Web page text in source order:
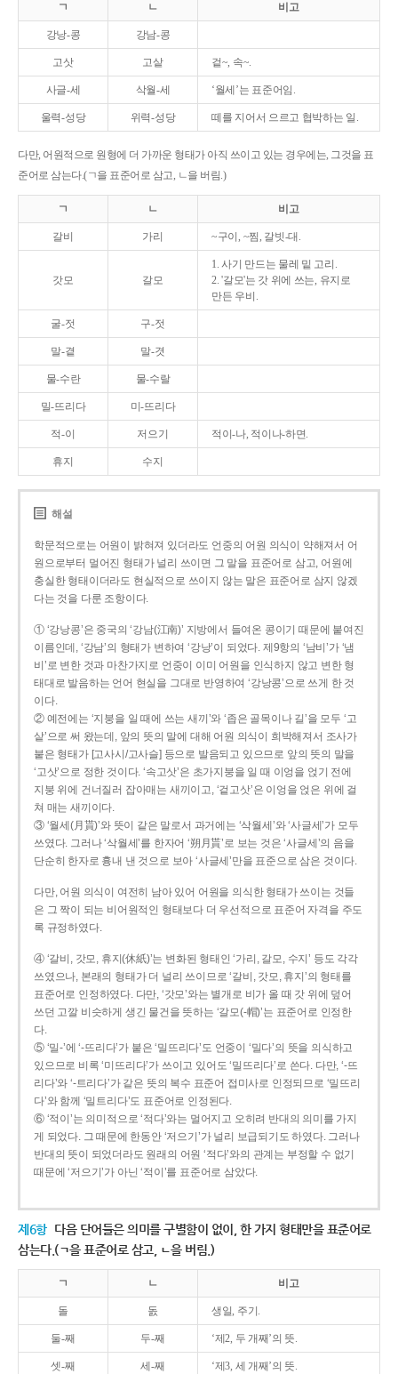
ㄱ ㄴ 비고
강낭-콩 강남-콩
고삿 고샅 겉~, 속~.
사글-세 삭월-세 ‘월세’는 표준어임.
울력-성당 위력-성당 떼를 지어서 으르고 협박하는 일.
다만, 어원적으로 원형에 더 가까운 형태가 아직 쓰이고 있는 경우에는, 그것을 표
준어로 삼는다.(ㄱ을 표준어로 삼고, ㄴ을 버림.)
ㄱ ㄴ 비고
갈비 가리 ~구이, ~찜, 갈빗-대.
갓모 갈모
1. 사기 만드는 물레 밑 고리.
2. '갈모'는 갓 위에 쓰는, 유지로
만든 우비.
굴-젓 구-젓
말-곁 말-겻
물-수란 물-수랄
밀-뜨리다 미-뜨리다
적-이 저으기 적이-나, 적이나-하면.
휴지 수지
해설
학문적으로는 어원이 밝혀져 있더라도 언중의 어원 의식이 약해져서 어
원으로부터 멀어진 형태가 널리 쓰이면 그 말을 표준어로 삼고, 어원에
충실한 형태이더라도 현실적으로 쓰이지 않는 말은 표준어로 삼지 않겠
다는 것을 다룬 조항이다.
① ‘강낭콩’은 중국의 ‘강남(江南)’ 지방에서 들여온 콩이기 때문에 붙여진
이름인데, ‘강남’의 형태가 변하여 ‘강낭’이 되었다. 제9항의 ‘남비’가 ‘냄
비’로 변한 것과 마찬가지로 언중이 이미 어원을 인식하지 않고 변한 형
태대로 발음하는 언어 현실을 그대로 반영하여 ‘강낭콩’으로 쓰게 한 것
이다.
② 예전에는 ‘지붕을 일 때에 쓰는 새끼’와 ‘좁은 골목이나 길’을 모두 ‘고
샅’으로 써 왔는데, 앞의 뜻의 말에 대해 어원 의식이 희박해져서 조사가
붙은 형태가 [고사시/고사슬] 등으로 발음되고 있으므로 앞의 뜻의 말을
‘고삿’으로 정한 것이다. ‘속고삿’은 초가지붕을 일 때 이엉을 얹기 전에
지붕 위에 건너질러 잡아매는 새끼이고, ‘겉고삿’은 이엉을 얹은 위에 걸
쳐 매는 새끼이다.
③ ‘월세(月貰)’와 뜻이 같은 말로서 과거에는 ‘삭월세’와 ‘사글세’가 모두
쓰였다. 그러나 ‘삭월세’를 한자어 ‘朔月貰’로 보는 것은 ‘사글세’의 음을
단순히 한자로 흉내 낸 것으로 보아 ‘사글세’만을 표준으로 삼은 것이다.
다만, 어원 의식이 여전히 남아 있어 어원을 의식한 형태가 쓰이는 것들
은 그 짝이 되는 비어원적인 형태보다 더 우선적으로 표준어 자격을 주도
록 규정하였다.
④ ‘갈비, 갓모, 휴지(休紙)’는 변화된 형태인 ‘가리, 갈모, 수지’ 등도 각각
쓰였으나, 본래의 형태가 더 널리 쓰이므로 ‘갈비, 갓모, 휴지’의 형태를
표준어로 인정하였다. 다만, ‘갓모’와는 별개로 비가 올 때 갓 위에 덮어
쓰던 고깔 비슷하게 생긴 물건을 뜻하는 ‘갈모(-帽)’는 표준어로 인정한
다.
⑤ ‘밀-’에 ‘-뜨리다’가 붙은 ‘밀뜨리다’도 언중이 ‘밀다’의 뜻을 의식하고
있으므로 비록 ‘미뜨리다’가 쓰이고 있어도 ‘밀뜨리다’로 쓴다. 다만, ‘-뜨
리다’와 ‘-트리다’가 같은 뜻의 복수 표준어 접미사로 인정되므로 ‘밀뜨리
다’와 함께 ‘밀트리다’도 표준어로 인정된다.
⑥ ‘적이’는 의미적으로 ‘적다’와는 멀어지고 오히려 반대의 의미를 가지
게 되었다. 그 때문에 한동안 ‘저으기’가 널리 보급되기도 하였다. 그러나
반대의 뜻이 되었더라도 원래의 어원 ‘적다’와의 관계는 부정할 수 없기
때문에 ‘저으기’가 아닌 ‘적이’를 표준어로 삼았다.
제6항 다음 단어들은 의미를 구별함이 없이, 한 가지 형태만을 표준어로
삼는다.(ㄱ을 표준어로 삼고, ㄴ을 버림.)
ㄱ ㄴ 비고
돌 돐 생일, 주기.
둘-째 두-째 ‘제2, 두 개째’의 뜻.
셋-째 세-째 ‘제3, 세 개째’의 뜻.